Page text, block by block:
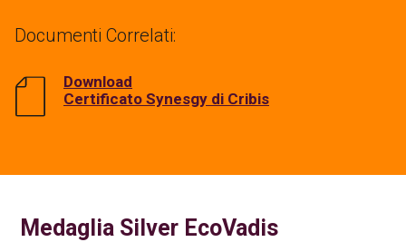
Documenti Correlati:
Download
Certificato Synesgy di Cribis
Medaglia Silver EcoVadis